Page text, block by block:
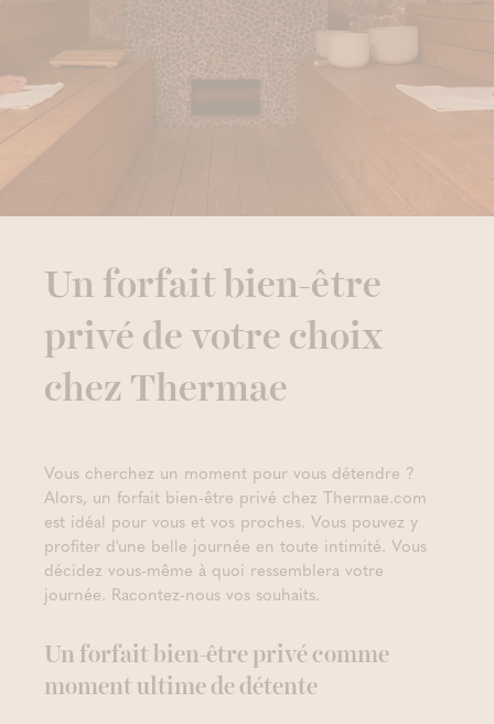
Un forfait bien-être
privé de votre choix
chez Thermae
Vous cherchez un moment pour vous détendre ?
Alors, un forfait bien-être privé chez Thermae.com
est idéal pour vous et vos proches. Vous pouvez y
profiter d'une belle journée en toute intimité. Vous
décidez vous-même à quoi ressemblera votre
journée. Racontez-nous vos souhaits.
Un forfait bien-être privé comme
moment ultime de détente